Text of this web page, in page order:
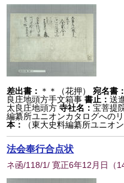
差出書： ＊＊（花押） 宛名書
良庄地頭方手文箱事 書止：送
太良庄地頭方 寺社名：宝菩提
編纂所ユニオンカタログへの
本：
（東大史料編纂所ユニオ
法会奉行合点状
ネ函/118/1/ 寛正6年12月日 （